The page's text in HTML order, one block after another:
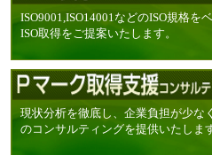
ISO9001,ISO14001などのISO規格を
ISO取得をご提案いたします。
現状分析を徹底し、企業負担が少な
のコンサルティングを提供いたしま